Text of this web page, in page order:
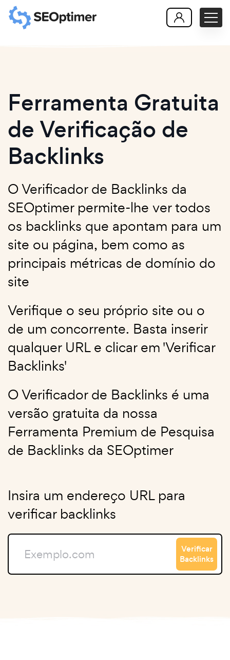
Ferramenta Gratuita
de Verificação de
Backlinks
O Verificador de Backlinks da
SEOptimer permite-lhe ver todos
os backlinks que apontam para um
site ou página, bem como as
principais métricas de domínio do
site
Verifique o seu próprio site ou o
de um concorrente. Basta inserir
qualquer URL e clicar em 'Verificar
Backlinks'
O Verificador de Backlinks é uma
versão gratuita da nossa
Ferramenta Premium de Pesquisa
de Backlinks da SEOptimer
Insira um endereço URL para
verificar backlinks
Verificar
Backlinks